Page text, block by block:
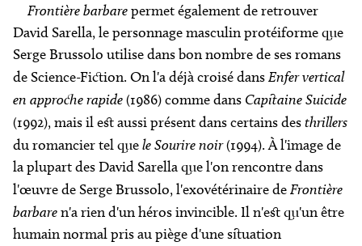
Frontière barbarepermet également de retrouver
David Sarella, le personnage masculin protéiforme que
Serge Brussolo utilise dans bon nombre de ses romans
de Science-Fiction. On l'a déjà croisé dansEnfer vertical
en approche rapide(1986) comme dans Capitaine Suicide
(1992), mais il est aussi présent dans certains desthrillers
du romancier tel quele Sourire noir(1994). À l'image de
la plupart des David Sarella que l'on rencontre dans
l'œuvre de Serge Brussolo, l'exovétérinaire deFrontière
barbaren'a rien d'un héros invincible. Il n'est qu'un être
humain normal pris au piège d'une situation